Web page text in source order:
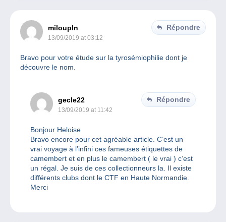
miloupln
13/09/2019 at 03:12
Répondre
Bravo pour votre étude sur la tyrosémiophilie dont je
découvre le nom.
gecle22
13/09/2019 at 11:42
Répondre
Bonjour Heloise
Bravo encore pour cet agréable article. C’est un
vrai voyage à l’infini ces fameuses étiquettes de
camembert et en plus le camembert ( le vrai ) c’est
un régal. Je suis de ces collectionneurs la. Il existe
différents clubs dont le CTF en Haute Normandie.
Merci